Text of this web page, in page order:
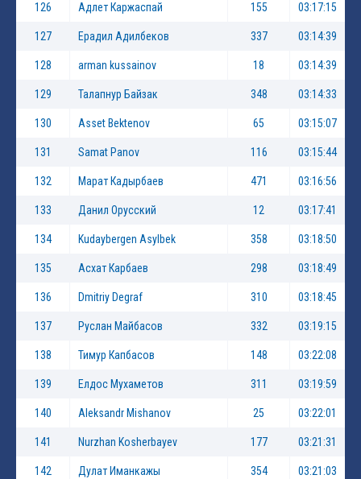
126 Адлет Каржаспай 155 03:17:15
127 Ерадил Адилбеков 337 03:14:39
128 arman kussainov 18 03:14:39
129 Талапнур Байзак 348 03:14:33
130 Asset Bektenov 65 03:15:07
131 Samat Panov 116 03:15:44
132 Марат Кадырбаев 471 03:16:56
133 Данил Орусский 12 03:17:41
134 Kudaybergen Asylbek 358 03:18:50
135 Асхат Карбаев 298 03:18:49
136 Dmitriy Degraf 310 03:18:45
137 Руслан Майбасов 332 03:19:15
138 Тимур Капбасов 148 03:22:08
139 Елдос Мухаметов 311 03:19:59
140 Aleksandr Mishanov 25 03:22:01
141 Nurzhan Kosherbayev 177 03:21:31
142 Дулат Иманкажы 354 03:21:03